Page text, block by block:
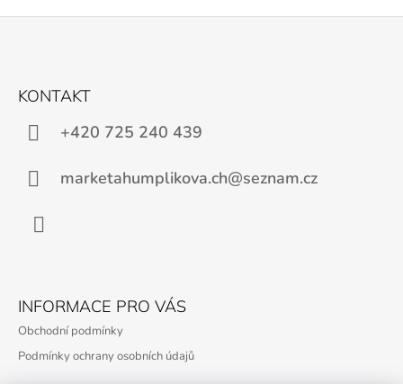
KONTAKT
+420 725 240 439
marketahumplikova.ch@seznam.cz
INFORMACE PRO VÁS
Obchodní podmínky
Podmínky ochrany osobních údajů